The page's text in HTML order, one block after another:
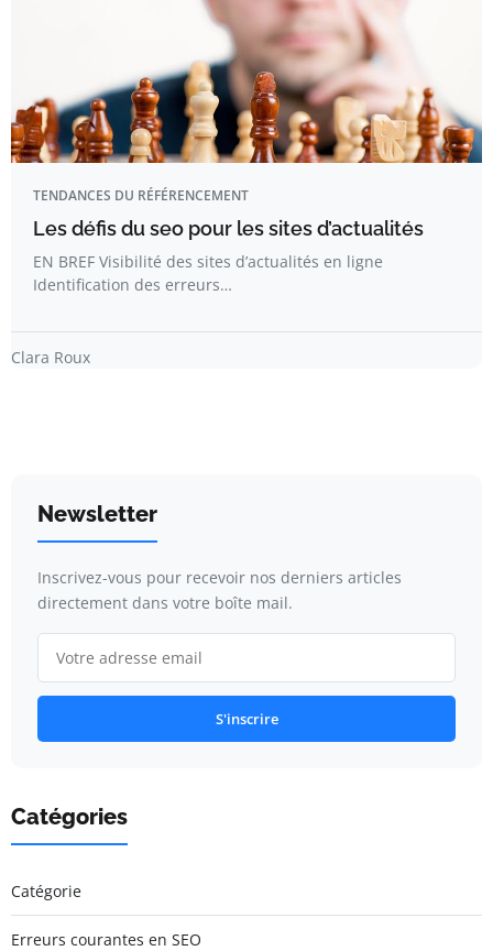
TENDANCES DU RÉFÉRENCEMENT
Les défis du seo pour les sites d’actualités
EN BREF Visibilité des sites d’actualités en ligne
Identification des erreurs…
Clara Roux
Newsletter
Inscrivez-vous pour recevoir nos derniers articles
directement dans votre boîte mail.
S'inscrire
Catégories
Catégorie
Erreurs courantes en SEO